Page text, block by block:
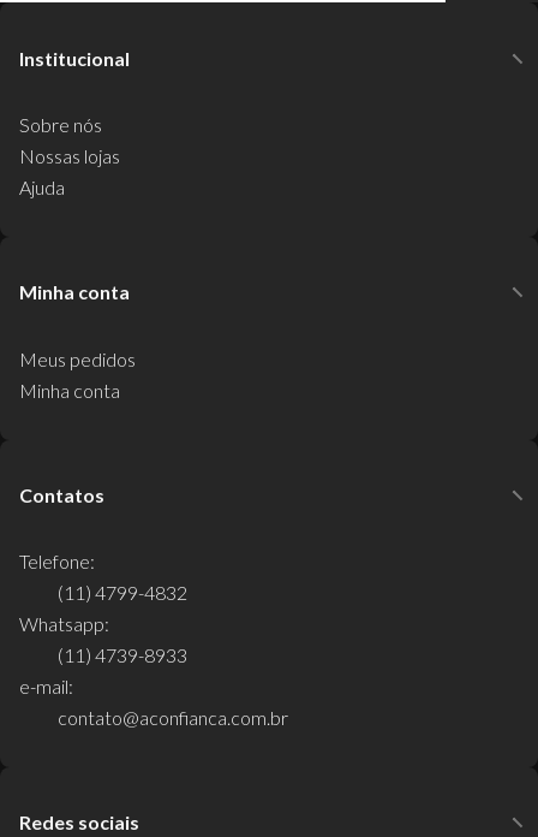
Institucional
Sobre nós
Nossas lojas
Ajuda
Minha conta
Meus pedidos
Minha conta
Contatos
Telefone:
(11) 4799-4832
Whatsapp:
(11) 4739-8933
e-mail:
contato@aconfianca.com.br
Redes sociais